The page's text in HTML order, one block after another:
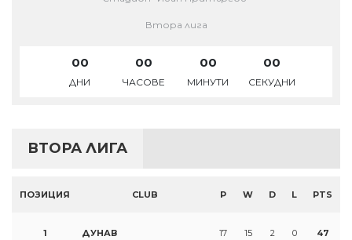
Втора лига
00
ДНИ
00
ЧАСОВЕ
00
МИНУТИ
00
СЕКУДНИ
ВТОРА ЛИГА
ПОЗИЦИЯ CLUB P W D L PTS
1 ДУНАВ 17 15 2 0 47